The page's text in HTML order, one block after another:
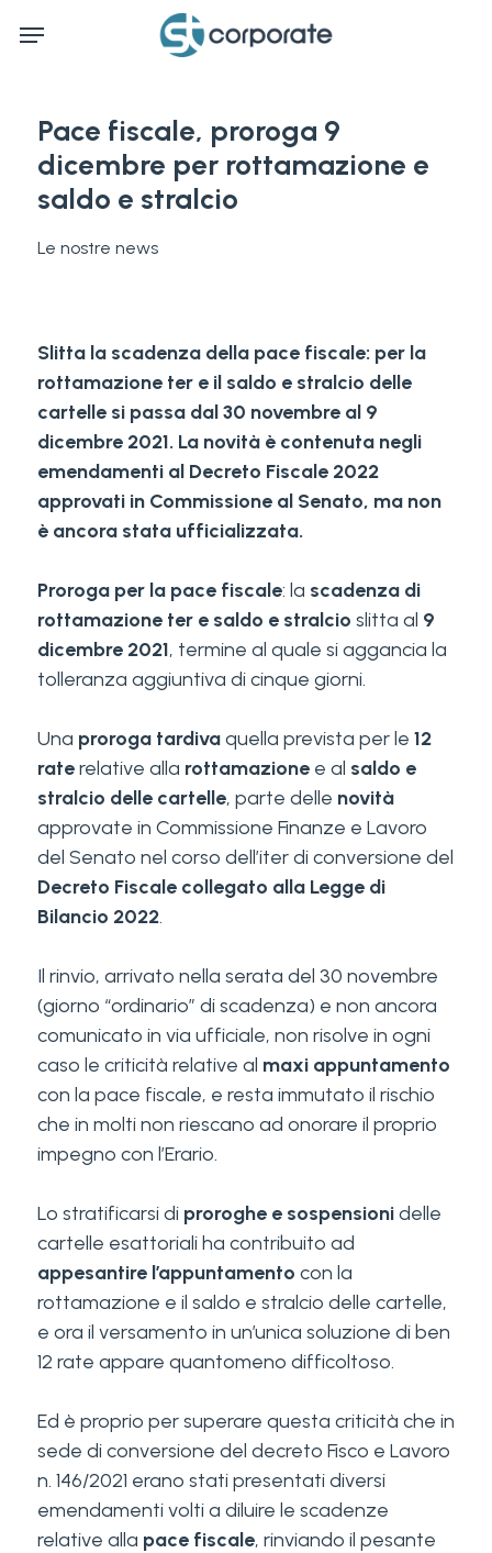
Menu
Pace fiscale, proroga 9
dicembre per rottamazione e
saldo e stralcio
Le nostre news
Slitta la scadenza della pace fiscale: per la
rottamazione ter e il saldo e stralcio delle
cartelle si passa dal 30 novembre al 9
dicembre 2021. La novità è contenuta negli
emendamenti al Decreto Fiscale 2022
approvati in Commissione al Senato, ma non
è ancora stata ufficializzata.
Proroga per la pace fiscale: la scadenza di
rottamazione ter e saldo e stralcio slitta al 9
dicembre 2021, termine al quale si aggancia la
tolleranza aggiuntiva di cinque giorni.
Una proroga tardivaquella prevista per le 12
raterelative alla rottamazionee al saldo e
stralcio delle cartelle, parte delle novità
approvate in Commissione Finanze e Lavoro
del Senato nel corso dell’iter di conversione del
Decreto Fiscale collegato alla Legge di
Bilancio 2022.
Il rinvio, arrivato nella serata del 30 novembre
(giorno “ordinario” di scadenza) e non ancora
comunicato in via ufficiale, non risolve in ogni
caso le criticità relative al maxi appuntamento
con la pace fiscale, e resta immutato il rischio
che in molti non riescano ad onorare il proprio
impegno con l’Erario.
Lo stratificarsi di proroghe e sospensionidelle
cartelle esattoriali ha contribuito ad
appesantire l’appuntamento con la
rottamazione e il saldo e stralcio delle cartelle,
e ora il versamento in un’unica soluzione di ben
12 rate appare quantomeno difficoltoso.
Ed è proprio per superare questa criticità che in
sede di conversione del decreto Fisco e Lavoro
n. 146/2021 erano stati presentati diversi
emendamenti volti a diluire le scadenze
relative alla pace fiscale, rinviando il pesante